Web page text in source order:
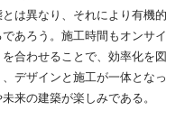
は異なり、それにより有機的
あろう。施工時間もオンサイ
合わせることで、効率化を図
デザインと施工が一体となっ
来の建築が楽しみである。